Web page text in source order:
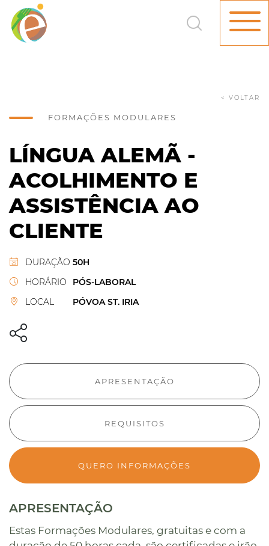
FORMAÇÕES MODULARES
< VOLTAR
LÍNGUA ALEMÃ -
ACOLHIMENTO E
ASSISTÊNCIA AO
CLIENTE
DURAÇÃO 50H
HORÁRIO
PÓS-LABORAL
LOCAL
PÓVOA ST. IRIA
APRESENTAÇÃO
Estas Formações Modulares, gratuitas e com a
APRESENTAÇÃO
REQUISITOS
QUERO INFORMAÇÕES